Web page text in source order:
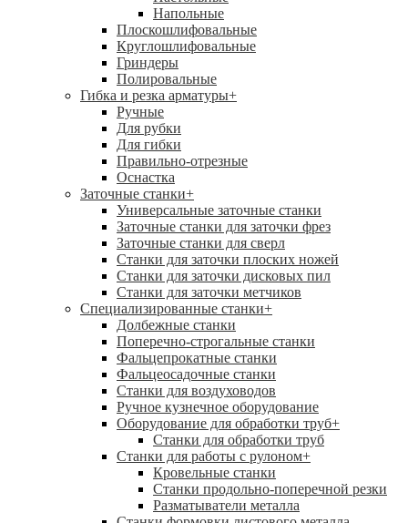
Напольные
Плоскошлифовальные
Круглошлифовальные
Гриндеры
Полировальные
Гибка и резка арматуры+
Ручные
Для рубки
Для гибки
Правильно-отрезные
Оснастка
Заточные станки+
Универсальные заточные станки
Заточные станки для заточки фрез
Заточные станки для сверл
Станки для заточки плоских ножей
Станки для заточки дисковых пил
Станки для заточки метчиков
Специализированные станки+
Долбежные станки
Поперечно-строгальные станки
Фальцепрокатные станки
Фальцеосадочные станки
Станки для воздуховодов
Ручное кузнечное оборудование
Оборудование для обработки труб+
Станки для обработки труб
Станки для работы с рулоном+
Кровельные станки
Станки продольно-поперечной резки
Разматыватели металла